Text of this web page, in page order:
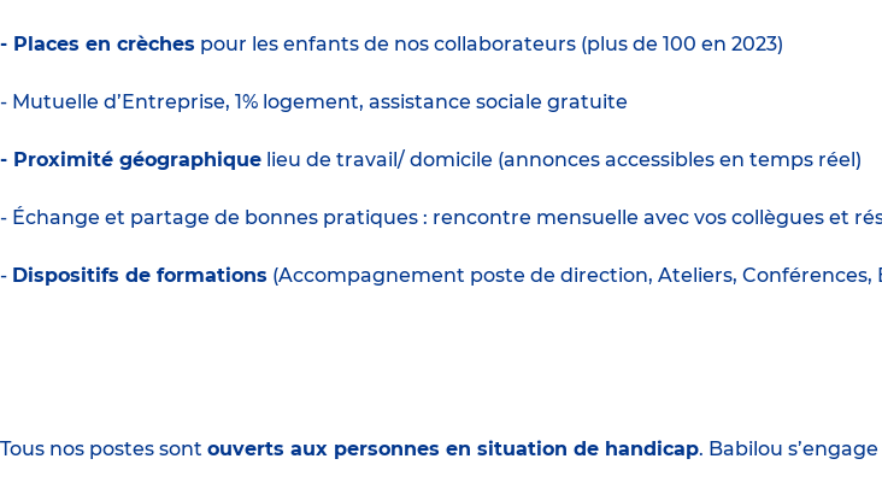
- Places en crèches pour les enfants de nos collaborateurs (plus de 100 en 2023)
- Mutuelle d’Entreprise, 1% logement, assistance sociale gratuite
- Proximité géographique lieu de travail/ domicile (annonces accessibles en temps réel)
- Échange et partage de bonnes pratiques : rencontre mensuelle avec vos collègues et
- Dispositifs de formations (Accompagnement poste de direction, Ateliers, Conférences,
Tous nos postes sont ouverts aux personnes en situation de handicap. Babilou